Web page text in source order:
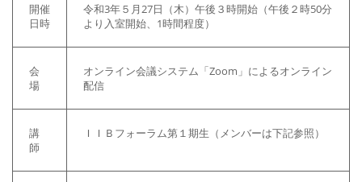
開催
日時
令和3年５月27日（木）午後３時開始（午後２時50分
より入室開始、1時間程度）
会
場
オンライン会議システム「Zoom」によるオンライン
配信
講
師
ＩＩＢフォーラム第１期生（メンバーは下記参照）